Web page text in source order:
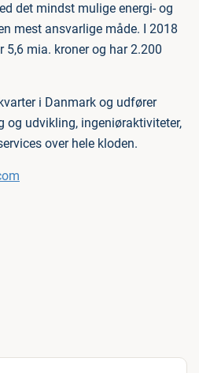
det mindst mulige energi- og
mest ansvarlige måde. I 2018
mia. kroner og har 2.200
i Danmark og udfører
og udvikling, ingeniøraktiviteter,
over hele kloden.